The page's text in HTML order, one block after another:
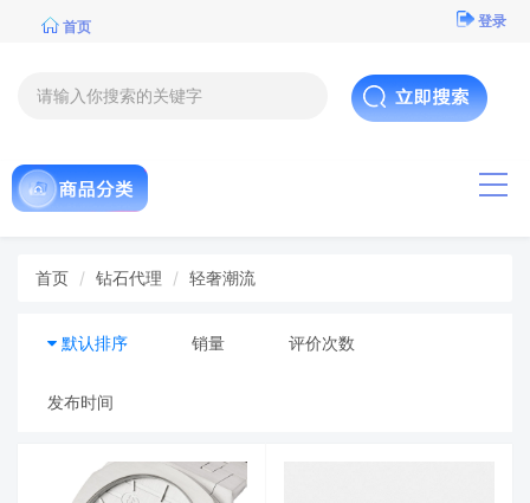
首页 登录
首页 钻石代理 轻奢潮流
默认排序 销量 评价次数
发布时间